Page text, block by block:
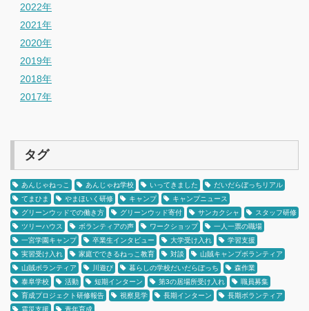
2022年
2021年
2020年
2019年
2018年
2017年
タグ
あんじゃねっこ あんじゃね学校 いってきました
だいだらぼっちリアル
てまひま
やまほいく研修 キャンプ
キャンプニュース
グリーンウッドでの働き方
グリーンウッド寄付 サンカクシャ
スタッフ研修
ツリーハウス
ボランティアの声 ワークショップ
一人一票の職場
一宮学園キャンプ
卒業生インタビュー 大学受け入れ
学習支援
実習受け入れ
家庭でできるねっこ教育 対談
山賊キャンプボランティア
山賊ボランティア
川遊び 暮らしの学校だいだらぼっち
森作業
泰阜学校
活動 短期インターン 第3の居場所受け入れ
職員募集
育成プロジェクト研修報告
視察見学 長期インターン
長期ボランティア
震災支援
青年育成